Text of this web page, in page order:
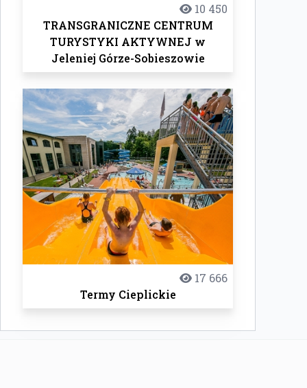
10 450
TRANSGRANICZNE CENTRUM
TURYSTYKI AKTYWNEJ w
Jeleniej Górze-Sobieszowie
17 666
Termy Cieplickie